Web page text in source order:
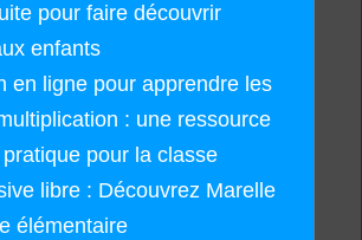
pour faire découvrir
enfants
en ligne pour apprendre les
: une ressource
pour la classe
libre : Découvrez Marelle
élémentaire